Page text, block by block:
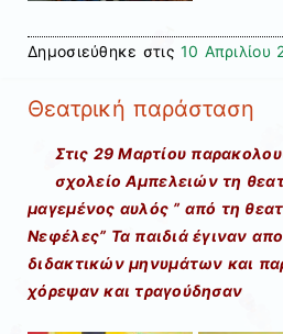
Δημοσιεύθηκε στις 10 Απριλίου
Θεατρική παράσταση
Στις 29 Μαρτίου
σχολείο Αμπελειών τη
μαγεμένος αυλός ” από τη
Νεφέλες” Τα παιδιά έγιναν
διδακτικών μηνυμάτων και
χόρεψαν και τραγούδησαν